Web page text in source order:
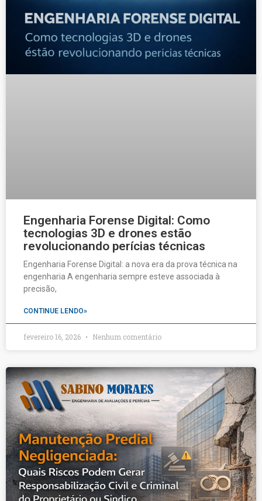
Engenharia Forense Digital: Como
tecnologias 3D e drones estão
revolucionando perícias técnicas
Engenharia Forense Digital: a nova era da prova técnica na
engenharia A engenharia sempre esteve associada à
precisão,
CONTINUE LENDO»
fevereiro 16, 2026 Nenhum comentário